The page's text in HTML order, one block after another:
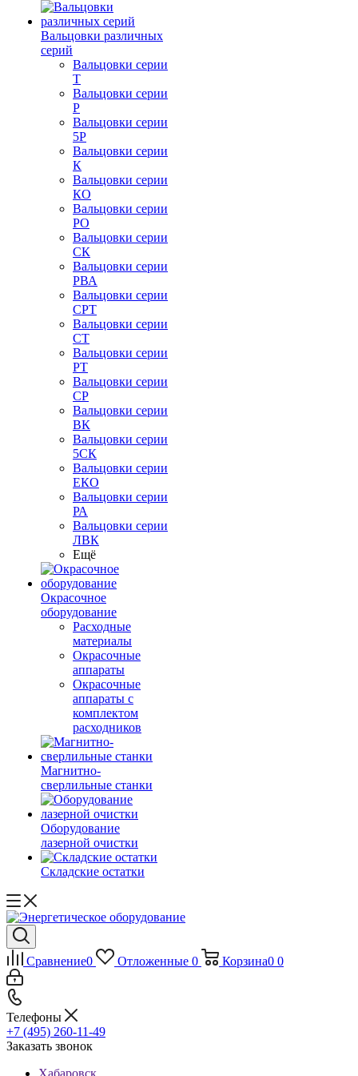
Вальцовки различных
серий
Вальцовки серии
Т
Вальцовки серии
Р
Вальцовки серии
5Р
Вальцовки серии
К
Вальцовки серии
КО
Вальцовки серии
РО
Вальцовки серии
СК
Вальцовки серии
РВА
Вальцовки серии
СРТ
Вальцовки серии
СТ
Вальцовки серии
РТ
Вальцовки серии
СР
Вальцовки серии
ВК
Вальцовки серии
5СК
Вальцовки серии
ЕКО
Вальцовки серии
РА
Вальцовки серии
ЛВК
Ещё
Окрасочное
оборудование
Расходные
материалы
Окрасочные
аппараты
Окрасочные
аппараты с
комплектом
расходников
Магнитно-
сверлильные станки
Оборудование
лазерной очистки
Складские остатки
Сравнение0 Отложенные 0 Корзина0 0
Телефоны
+7 (495) 260-11-49
Заказать звонок
Хабаровск